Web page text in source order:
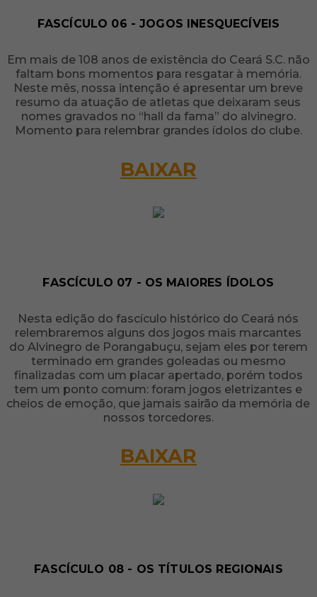
FASCÍCULO 06 - JOGOS INESQUECÍVEIS
Em mais de 108 anos de existência do Ceará S.C. não
faltam bons momentos para resgatar à memória.
Neste mês, nossa intenção é apresentar um breve
resumo da atuação de atletas que deixaram seus
nomes gravados no “hall da fama” do alvinegro.
Momento para relembrar grandes ídolos do clube.
BAIXAR
FASCÍCULO 07 - OS MAIORES ÍDOLOS
Nesta edição do fascículo histórico do Ceará nós
relembraremos alguns dos jogos mais marcantes
do Alvinegro de Porangabuçu, sejam eles por terem
terminado em grandes goleadas ou mesmo
finalizadas com um placar apertado, porém todos
tem um ponto comum: foram jogos eletrizantes e
cheios de emoção, que jamais sairão da memória de
nossos torcedores.
BAIXAR
FASCÍCULO 08 - OS TÍTULOS REGIONAIS